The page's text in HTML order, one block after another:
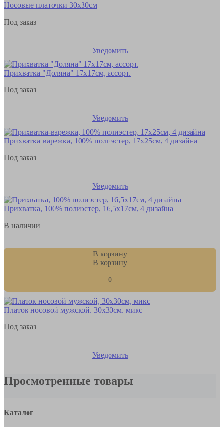
Носовые платочки 30х30см
Под заказ
Уведомить
Прихватка "Доляна" 17х17см, ассорт.
Под заказ
Уведомить
Прихватка-варежка, 100% полиэстер, 17х25см, 4 дизайна
Под заказ
Уведомить
Прихватка, 100% полиэстер, 16,5х17см, 4 дизайна
В наличии
В корзину
В корзину
0
Платок носовой мужской, 30х30см, микс
Под заказ
Уведомить
Просмотренные товары
Каталог